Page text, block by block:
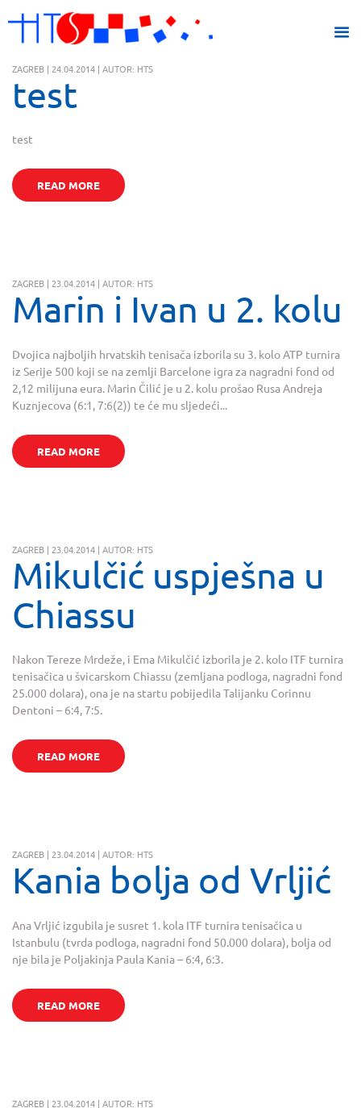
ZAGREB | 24.04.2014 | AUTOR: HTS
test
test
READ MORE
ZAGREB | 23.04.2014 | AUTOR: HTS
Marin i Ivan u 2. kolu
Dvojica najboljih hrvatskih tenisača izborila su 3. kolo ATP turnira
iz Serije 500 koji se na zemlji Barcelone igra za nagradni fond od
2,12 milijuna eura. Marin Čilić je u 2. kolu prošao Rusa Andreja
Kuznjecova (6:1, 7:6(2)) te će mu sljedeći...
READ MORE
ZAGREB | 23.04.2014 | AUTOR: HTS
Mikulčić uspješna u
Chiassu
Nakon Tereze Mrdeže, i Ema Mikulčić izborila je 2. kolo ITF turnira
tenisačica u švicarskom Chiassu (zemljana podloga, nagradni fond
25.000 dolara), ona je na startu pobijedila Talijanku Corinnu
Dentoni – 6:4, 7:5.
READ MORE
ZAGREB | 23.04.2014 | AUTOR: HTS
Kania bolja od Vrljić
Ana Vrljić izgubila je susret 1. kola ITF turnira tenisačica u
Istanbulu (tvrda podloga, nagradni fond 50.000 dolara), bolja od
nje bila je Poljakinja Paula Kania – 6:4, 6:3.
READ MORE
ZAGREB | 23.04.2014 | AUTOR: HTS